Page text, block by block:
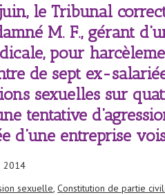
le Tribunal
M. F., gérant
pour
de sept ex-
sexuelles sur
tentative
d’une entreprise
2014
sexuelle, Constitution de partie